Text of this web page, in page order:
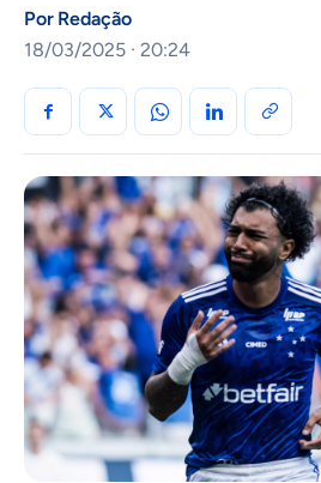
Por Redação
18/03/2025 · 20:24